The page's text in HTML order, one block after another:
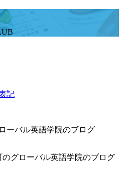
記
ーバル英語学院のブログ
グローバル英語学院のブログ